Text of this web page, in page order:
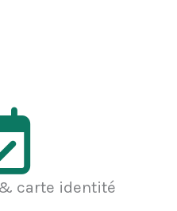
carte identité